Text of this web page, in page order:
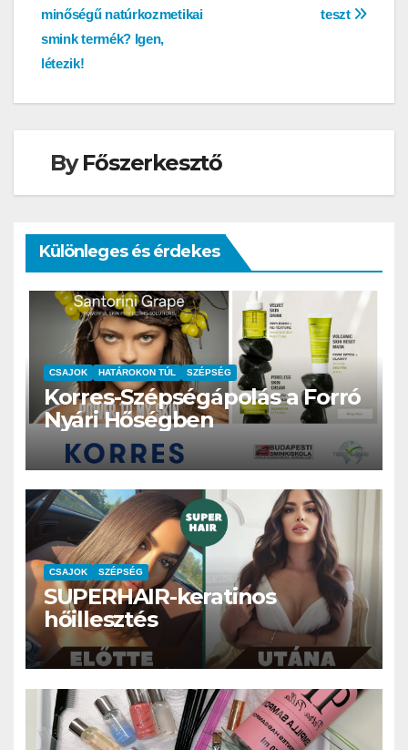
navigáció
teszt
minőségű natúrkozmetikai
smink termék? Igen,
létezik!
ByFőszerkesztő
Különleges és érdekes
CSAJOK HATÁROKON TÚL SZÉPSÉG
Korres-Szépségápolás a Forró
Nyári Hőségben
CSAJOK SZÉPSÉG
SUPERHAIR-keratinos
hőillesztés